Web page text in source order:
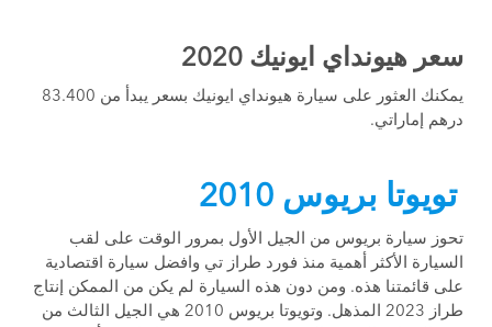
سعر هيونداي ايونيك 2020
يمكنك العثور على سيارة هيونداي ايونيك بسعر يبدأ من 83.400
درهم إماراتي.
تويوتا بريوس 2010
تحوز سيارة بريوس من الجيل الأول بمرور الوقت على لقب
السيارة الأكثر أهمية منذ فورد طراز تي وافضل سيارة اقتصادية
على قائمتنا هذه. ومن دون هذه السيارة لم يكن من الممكن إنتاج
طراز 2023 المذهل. وتويوتا بريوس 2010 هي الجيل الثالث من